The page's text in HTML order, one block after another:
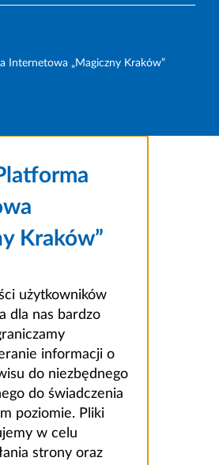
Internetowa „Magiczny Kraków”
Kraków”
użytkowników
dla nas bardzo
informacji o
do niezbędnego
do świadczenia
poziomie. Pliki
w celu
strony oraz